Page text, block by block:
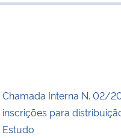
Chamada Interna N. 02/
inscrições para
Estudo